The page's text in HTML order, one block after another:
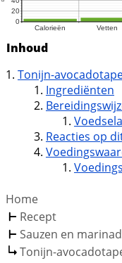
Inhoud
Tonijn-
Ingrediënten
Reacties op
Home
Recept
Sauzen en
Tonijn-